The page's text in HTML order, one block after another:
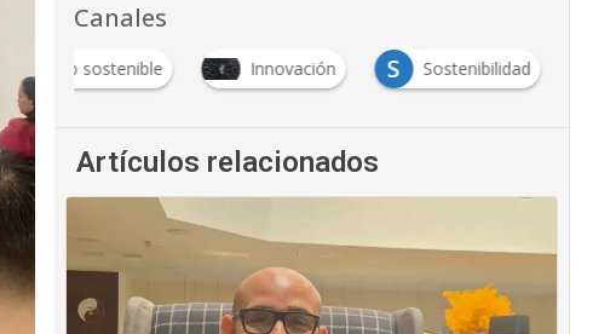
Canales
Desarrollo sostenible Innovación S Sostenibilidad
Artículos relacionados